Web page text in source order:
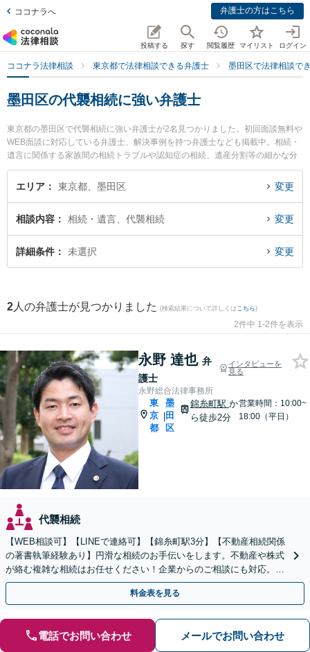
ココナラへ 弁護士の方はこちら
投稿する 探す 閲覧履歴 マイリスト ログイン
ココナラ法律相談 東京都で法律相談できる弁護士 墨田区で法律相談で
墨田区の代襲相続に強い弁護士
東京都の墨田区で代襲相続に強い弁護士が2名見つかりました。初回面談無料や
WEB面談に対応している弁護士、解決事例を持つ弁護士なども掲載中。相続・
遺言に関係する家族間の相続トラブルや認知症の相続、遺産分割等の細かな分
野での絞り込み検索もでき便利です。特に永野総合法律事務所の永野 達也弁護
士や鈴木淳也総合法律事務所の鈴木 淳也弁護士のプロフィール情報や弁護士費
豊富な近くの弁護士を検索したい』『初回相談無料で代襲相続を法律相談でき
る墨田区内の弁護士に相談予約したい』などでお困りの相談者さんにおすすめ
です。
エリア 東京都、墨田区 変更
相談内容 相続・遺言、代襲相続 変更
詳細条件 未選択 変更
2 人の弁護士が見つかりました (検索結果について詳しくは こちら)
2件中 1-2件を表示
永野 達也 弁
護士
インタビューを
見る
永野総合法律事務所
東
京
都
|
墨
田
区
錦糸町駅 か
ら徒歩2分
営業時間：10:00~
18:00（平日）
代襲相続
【WEB相談可】【LINEで連絡可】【錦糸町駅3分】【不動産相続関係
の著書執筆経験あり】円滑な相続のお手伝いをします。不動産や株式
が絡む複雑な相続はお任せください！企業からのご相談にも対応。事
業承継も対応可能【休日・夜間対応】
料金表を見る
電話でお問い合わせ メールでお問い合わせ